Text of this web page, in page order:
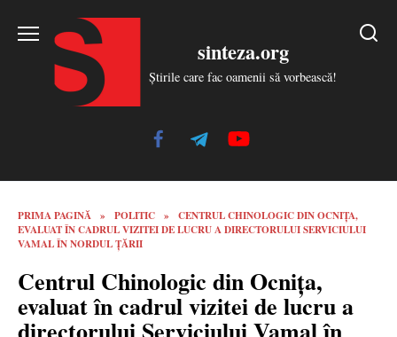
sinteza.org
Știrile care fac oamenii să vorbească!
PRIMA PAGINĂ » POLITIC »
CENTRUL CHINOLOGIC DIN OCNIȚA,
EVALUAT ÎN CADRUL VIZITEI DE LUCRU A DIRECTORULUI SERVICIULUI
VAMAL ÎN NORDUL ȚĂRII
Centrul Chinologic din Ocnița,
evaluat în cadrul vizitei de lucru a